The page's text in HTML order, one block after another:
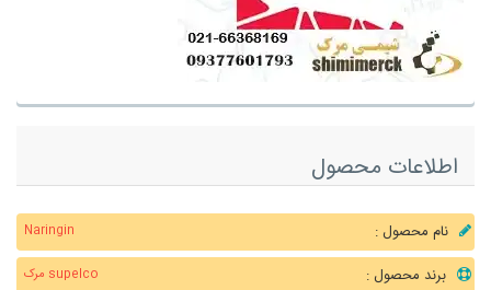
اطلاعات محصول
نام محصول : Naringin
برند محصول : supelco مرک